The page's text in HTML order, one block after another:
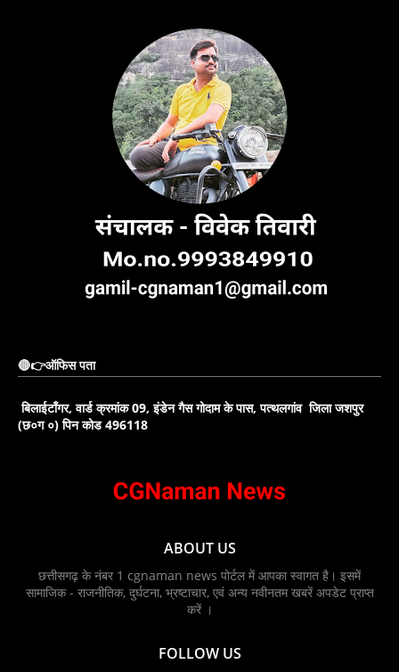
🔴👉ऑफिस पता
बिलाईटाँगर, वार्ड क्रमांक 09, इंडेन गैस गोदाम के पास, पत्थलगांव जिला जशपुर
(छ०ग ०) पिन कोड 496118
ABOUT US
छत्तीसगढ़ के नंबर 1 cgnaman news पोर्टल में आपका स्वागत है। इसमें
सामाजिक - राजनीतिक, दुर्घटना, भ्रष्टाचार, एवं अन्य नवीनतम खबरें अपडेट प्राप्त
करें ।
FOLLOW US